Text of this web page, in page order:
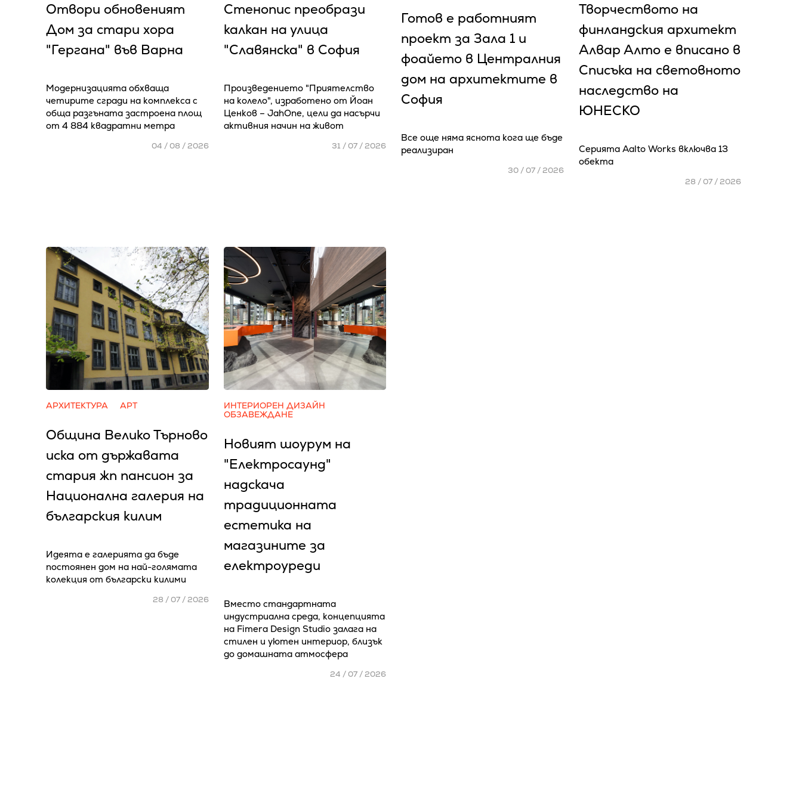
Отвори обновеният
Дом за стари хора
"Гергана" във Варна
Модернизацията обхваща
четирите сгради на комплекса с
обща разгъната застроена площ
от 4 884 квадратни метра
04 / 08 / 2026
Стенопис преобрази
калкан на улица
"Славянска" в София
Произведението "Приятелство
на колело", изработено от Йоан
Ценков – JahOne, цели да насърчи
активния начин на живот
31 / 07 / 2026
Готов е работният
проект за Зала 1 и
фоайето в Централния
дом на архитектите в
София
Все още няма яснота кога ще бъде
реализиран
30 / 07 / 2026
Творчеството на
финландския архитект
Алвар Алто е вписано в
Списъка на световното
наследство на
ЮНЕСКО
Серията Aalto Works включва 13
обекта
28 / 07 / 2026
АРХИТЕКТУРА АРТ
Община Велико Търново
иска от държавата
стария жп пансион за
Национална галерия на
българския килим
Идеята е галерията да бъде
постоянен дом на най-голямата
колекция от български килими
28 / 07 / 2026
ИНТЕРИОРЕН ДИЗАЙН
ОБЗАВЕЖДАНЕ
Новият шоурум на
"Електросаунд"
надскача
традиционната
естетика на
магазините за
електроуреди
Вместо стандартната
индустриална среда, концепцията
на Fimera Design Studio залага на
стилен и уютен интериор, близък
до домашната атмосфера
24 / 07 / 2026